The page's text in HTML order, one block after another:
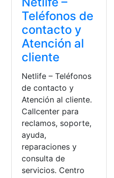
Teléfonos de
contacto y
Atención al
cliente
Netlife – Teléfonos
de contacto y
Atención al cliente.
Callcenter para
reclamos, soporte,
ayuda,
reparaciones y
consulta de
servicios. Centro